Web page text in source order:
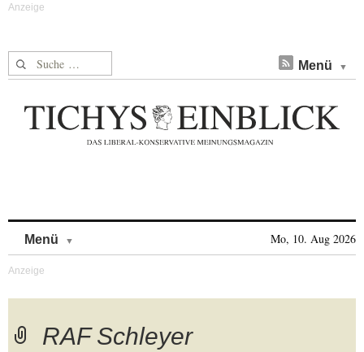
Suche nach: Menü
Menü Mo, 10. Aug 2026
RAF Schleyer